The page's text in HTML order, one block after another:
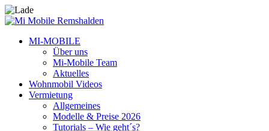
MI-MOBILE
Über uns
Mi-Mobile Team
Aktuelles
Wohnmobil Videos
Vermietung
Allgemeines
Modelle & Preise 2026
Tutorials – Wie geht´s?